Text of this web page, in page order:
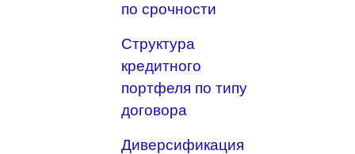
по срочности
Структура
кредитного
портфеля по типу
договора
Диверсификация